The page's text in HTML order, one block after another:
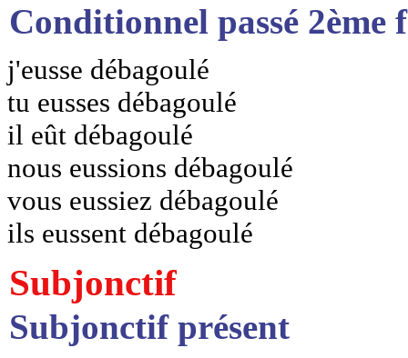
Conditionnel passé 2ème
j'eusse débagoulé
tu eusses débagoulé
il eût débagoulé
nous eussions débagoulé
vous eussiez débagoulé
ils eussent débagoulé
Subjonctif
Subjonctif présent